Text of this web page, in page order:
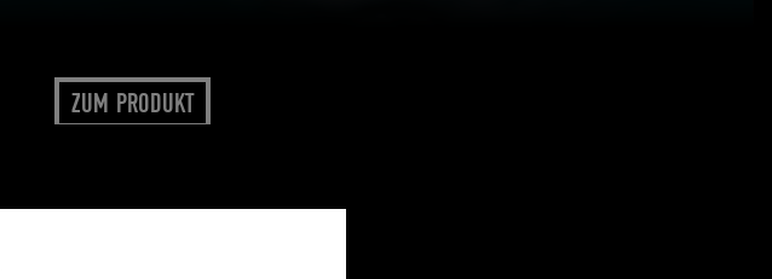
ZUM PRODUKT